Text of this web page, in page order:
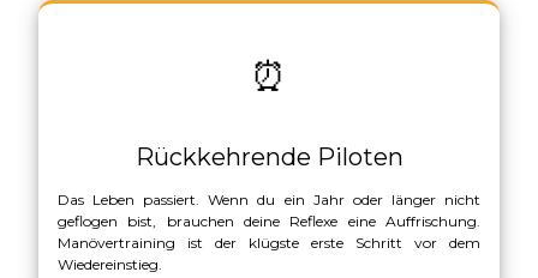
⏰
Rückkehrende Piloten
Das Leben passiert. Wenn du ein Jahr oder länger nicht
geflogen bist, brauchen deine Reflexe eine Auffrischung.
Manövertraining ist der klügste erste Schritt vor dem
Wiedereinstieg.